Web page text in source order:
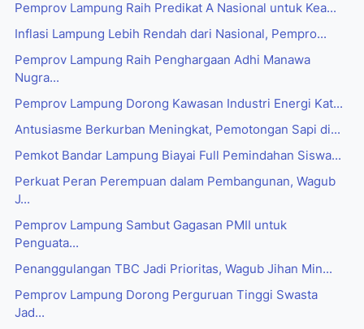
Pemprov Lampung Raih Predikat A Nasional untuk Kea...
Inflasi Lampung Lebih Rendah dari Nasional, Pempro...
Pemprov Lampung Raih Penghargaan Adhi Manawa
Nugra...
Pemprov Lampung Dorong Kawasan Industri Energi Kat...
Antusiasme Berkurban Meningkat, Pemotongan Sapi di...
Pemkot Bandar Lampung Biayai Full Pemindahan Siswa...
Perkuat Peran Perempuan dalam Pembangunan, Wagub
J...
Pemprov Lampung Sambut Gagasan PMII untuk
Penguata...
Penanggulangan TBC Jadi Prioritas, Wagub Jihan Min...
Pemprov Lampung Dorong Perguruan Tinggi Swasta
Jad...